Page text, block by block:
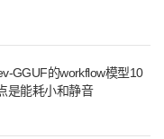
GGUF的workflow模型10
是能耗小和静音